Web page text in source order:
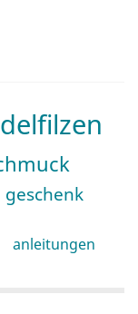
geschenk
anleitungen